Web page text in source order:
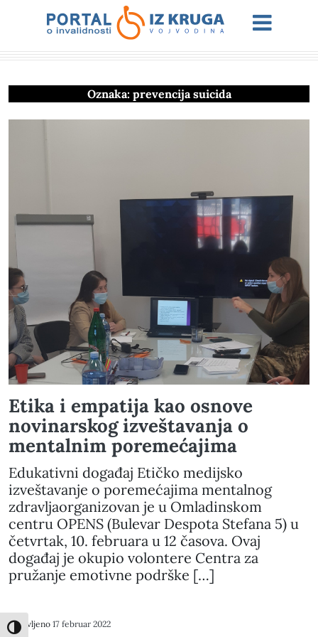
Toggle High Contrast
Oznaka: prevencija suicida
Etika i empatija kao osnove
novinarskog izveštavanja o
mentalnim poremećajima
Edukativni događaj Etičko medijsko
izveštavanje o poremećajima mentalnog
zdravljaorganizovan je u Omladinskom
centru OPENS (Bulevar Despota Stefana 5) u
četvrtak, 10. februara u 12 časova. Ovaj
događaj je okupio volontere Centra za
pružanje emotivne podrške […]
Objavljeno 17 februar 2022